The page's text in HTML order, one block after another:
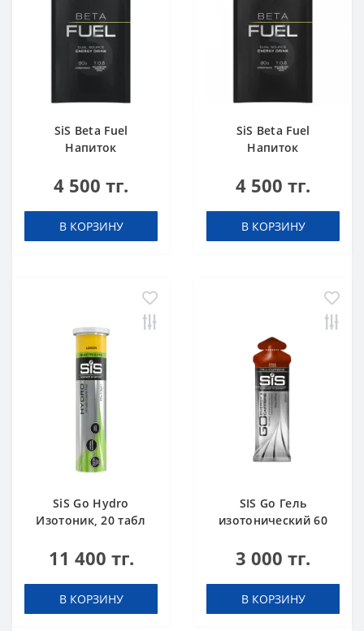
SiS Beta Fuel
Напиток
в порошке 82 г
4 500 тг.
В КОРЗИНУ
SiS Beta Fuel
Напиток
в порошке 82 г
4 500 тг.
В КОРЗИНУ
SiS Go Hydro
Изотоник, 20 табл
11 400 тг.
В КОРЗИНУ
SIS Go Гель
изотонический 60
Кола
3 000 тг.
В КОРЗИНУ